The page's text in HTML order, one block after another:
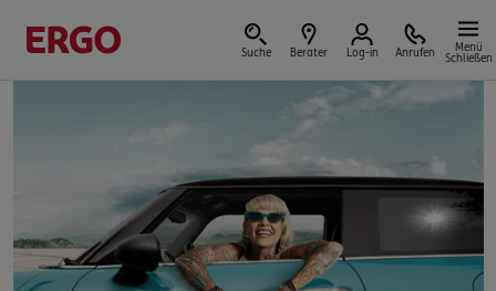
Suche Berater Log-in Anrufen
Menü
Schließen
Reform der privaten Altersvorsorge